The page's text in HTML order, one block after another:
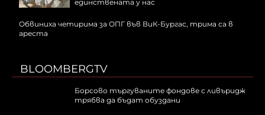
единствената у нас
Обвиниха четирима за ОПГ във ВиК-Бургас, трима са в
ареста
BLOOMBERGTV
Борсово търгуваните фондове с ливъридж
трябва да бъдат обуздани